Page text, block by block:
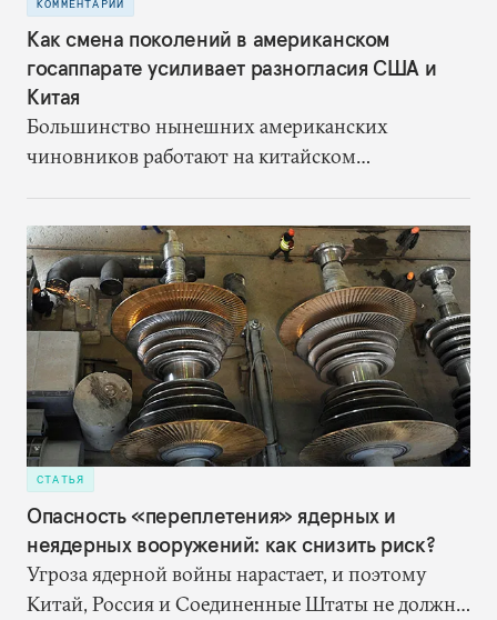
КОММЕНТАРИЙ
Как смена поколений в американском
госаппарате усиливает разногласия США и
Китая
Большинство нынешних американских
чиновников работают на китайском
2008 года, а не с визита Никсона в Пекин ради
того, чтобы наладить отношения с нищей и
отсталой страной. И общий контекст
международных отношений сегодня совсем не
никсоновский
СТАТЬЯ
Опасность «переплетения» ядерных и
неядерных вооружений: как снизить риск?
Угроза ядерной войны нарастает, и поэтому
Китай, Россия и Соединенные Штаты не должны